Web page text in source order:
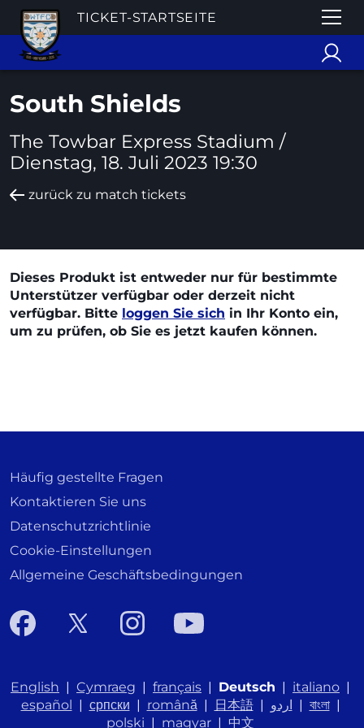
TICKET-STARTSEITE
South Shields
The Towbar Express Stadium /
Dienstag, 18. Juli 2023 19:30
zurück zu match tickets
Dieses Produkt ist entweder nur für bestimmte
Unterstützer verfügbar oder derzeit nicht
verfügbar. Bitte loggen Sie sich in Ihr Konto ein,
um zu prüfen, ob Sie es jetzt kaufen können.
Häufig gestellte Fragen
Kontaktieren Sie uns
Datenschutzrichtlinie
Cookie-Einstellungen
Allgemeine Geschäftsbedingungen
English | Cymraeg | français | Deutsch | italiano |
español | српски | română| 日本語| اردو | বাংলা|
polski | magyar | 中文